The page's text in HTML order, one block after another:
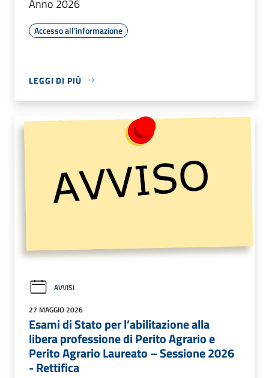
Anno 2026
Accesso all'informazione
LEGGI DI PIÙ
AVVISI
27 MAGGIO 2026
Esami di Stato per l’abilitazione alla
libera professione di Perito Agrario e
Perito Agrario Laureato – Sessione 2026
- Rettifica